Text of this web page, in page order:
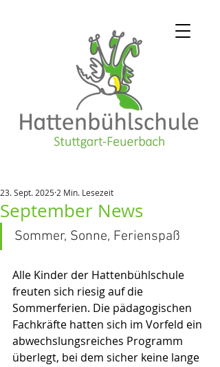
September News
23. Sept. 2025 2 Min. Lesezeit
Sommer, Sonne, Ferienspaß
Alle Kinder der Hattenbühlschule
freuten sich riesig auf die
Sommerferien. Die pädagogischen
Fachkräfte hatten sich im Vorfeld ein
abwechslungsreiches Programm
überlegt, bei dem sicher keine lange